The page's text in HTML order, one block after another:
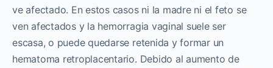
ve afectado. En estos casos ni la madre ni el feto se
ven afectados y la hemorragia vaginal suele ser
escasa, o puede quedarse retenida y formar un
hematoma retroplacentario. Debido al aumento de